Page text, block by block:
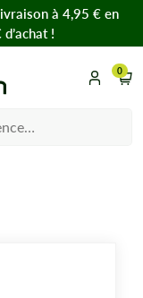
à 4,95 € en
!
0